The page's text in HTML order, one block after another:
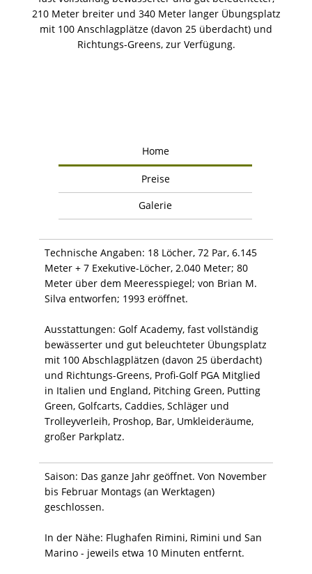
210 Meter breiter und 340 Meter langer Übungsplatz
mit 100 Anschlagplätze (davon 25 überdacht) und
Richtungs-Greens, zur Verfügung.
Home
Preise
Galerie
Technische Angaben: 18 Löcher, 72 Par, 6.145
Meter + 7 Exekutive-Löcher, 2.040 Meter; 80
Meter über dem Meeresspiegel; von Brian M.
Silva entworfen; 1993 eröffnet.
Ausstattungen: Golf Academy, fast vollständig
bewässerter und gut beleuchteter Übungsplatz
mit 100 Abschlagplätzen (davon 25 überdacht)
und Richtungs-Greens, Profi-Golf PGA Mitglied
in Italien und England, Pitching Green, Putting
Green, Golfcarts, Caddies, Schläger und
Trolleyverleih, Proshop, Bar, Umkleideräume,
großer Parkplatz.
Saison: Das ganze Jahr geöffnet. Von November
bis Februar Montags (an Werktagen)
geschlossen.
In der Nähe: Flughafen Rimini, Rimini und San
Marino - jeweils etwa 10 Minuten entfernt.